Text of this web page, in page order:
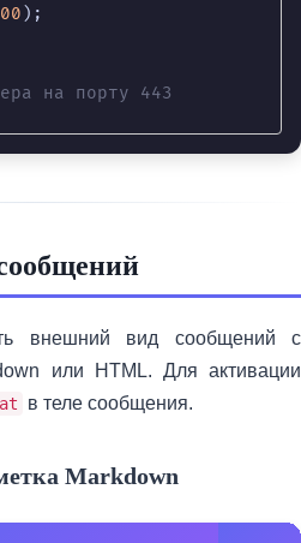
);
на порту 443
внешний вид сообщений с
или HTML. Для активации
в теле сообщения.
Markdown